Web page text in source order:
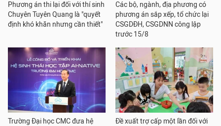
Phương án thi lại đối với thí sinh
Chuyên Tuyên Quang là "quyết
định khó khăn nhưng cần thiết"
Các bộ, ngành, địa phương có
phương án sắp xếp, tổ chức lại
CSGDĐH, CSGDNN công lập
trước 15/8
Trường Đại học CMC đưa hệ
Đề xuất trợ cấp một lần đối với